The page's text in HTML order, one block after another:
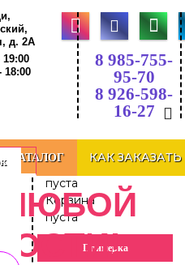
д. 2А
19:00
18:00
8 985-755-
95-70
8 926-598-
16-27
Корзина
пуста
Корзина
пуста
Примерка
КАТАЛОГ КАК ЗАКАЗАТЬ